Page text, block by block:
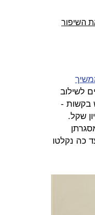
השיפור
לשילוב
בקשות -
מיליון שקל, במסגרתן
של כ-15 אלף שקל. עד כה נקלטו